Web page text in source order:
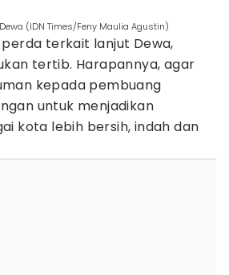
(IDN Times/Feny Maulia Agustin)
terkait lanjut Dewa,
tertib. Harapannya, agar
kepada pembuang
untuk menjadikan
kota lebih bersih, indah dan